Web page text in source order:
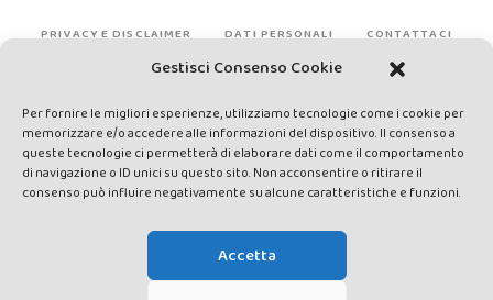
Gestisci Consenso Cookie
Per fornire le migliori esperienze, utilizziamo tecnologie come i cookie per
memorizzare e/o accedere alle informazioni del dispositivo. Il consenso a
queste tecnologie ci permetterà di elaborare dati come il comportamento
di navigazione o ID unici su questo sito. Non acconsentire o ritirare il
consenso può influire negativamente su alcune caratteristiche e funzioni.
Accetta
PRIVACY E DISCLAIMER DATI PERSONALI CONTATTACI
rights reserved - Testata registrata presso il Tribunale di Siena con
autorizzazione n°1 del 12/04/2014 - Direttrice Responsabile: Chiara
Cacace - E-mail: direzione@lavaldichiana.it - Editore: Valdichiana